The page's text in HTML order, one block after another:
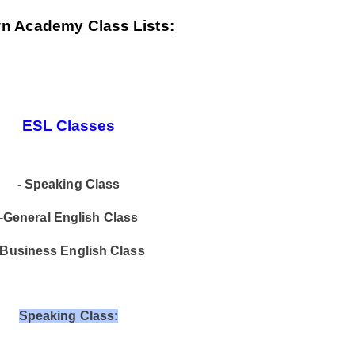
Academy Class Lists:
ESL Classes
- Speaking Class
-General English Class
English Class
Speaking Class: